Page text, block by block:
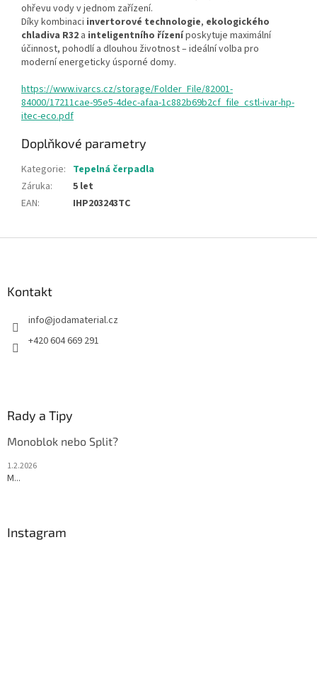
ohřevu vody v jednom zařízení.
Díky kombinaci invertorové technologie, ekologického
chladiva R32 a inteligentního řízeníposkytuje maximální
účinnost, pohodlí a dlouhou životnost – ideální volba pro
moderní energeticky úsporné domy.
https://www.ivarcs.cz/storage/Folder_File/82001-
84000/17211cae-95e5-4dec-afaa-1c882b69b2cf_file_cstl-ivar-hp-
itec-eco.pdf
Doplňkové parametry
Kategorie: Tepelná čerpadla
Záruka:
5 let
EAN: IHP203243TC
Kontakt
info@jodamaterial.cz
+420 604 669 291
Rady a Tipy
Monoblok nebo Split?
1.2.2026
M...
Instagram